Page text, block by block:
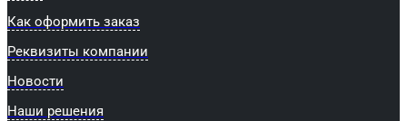
Как оформить заказ
Реквизиты компании
Новости
Наши решения